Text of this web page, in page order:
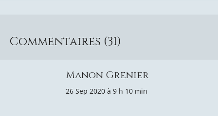
Commentaires (31)
Manon Grenier
26 Sep 2020 à 9 h 10 min